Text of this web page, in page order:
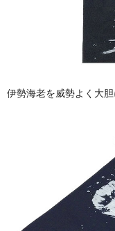
伊勢海老を威勢よく大胆